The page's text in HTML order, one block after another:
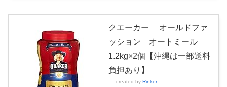
クエーカー オールドファ
ッション オートミール
1.2kg×2個【沖縄は一部送料
負担あり】
created by Rinker